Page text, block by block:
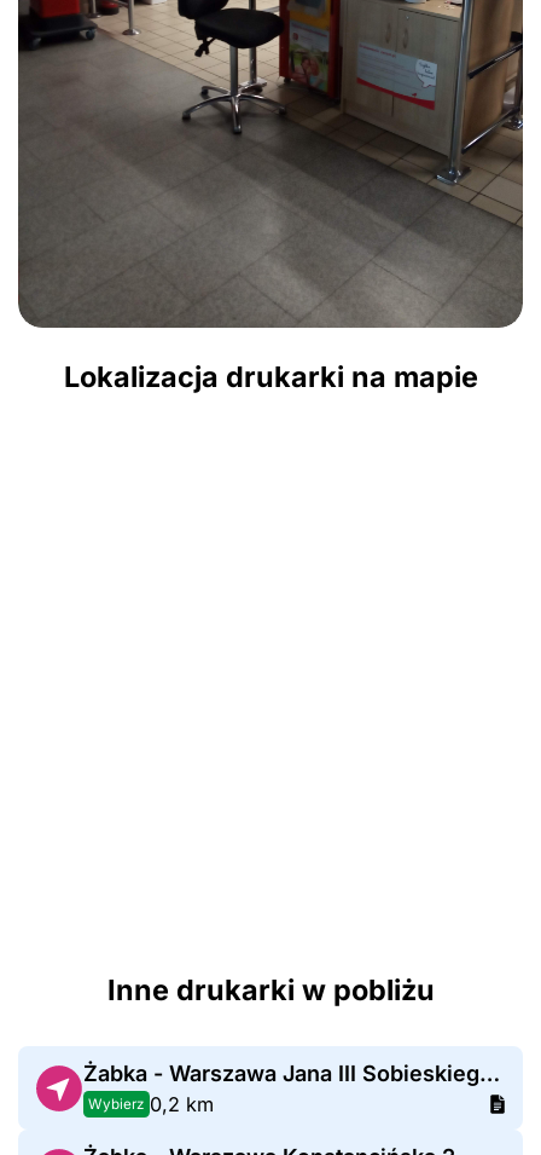
Lokalizacja drukarki na mapie
Inne drukarki w pobliżu
Żabka - Warszawa Jana III Sobieskiego 60
Wybierz 0,2 km